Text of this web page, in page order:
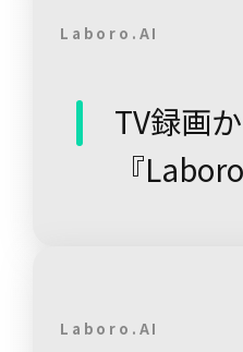
Laboro.AI
TV録画
『
Laboro.AI